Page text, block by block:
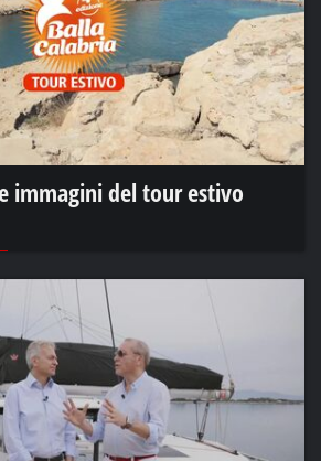
immagini del tour estivo